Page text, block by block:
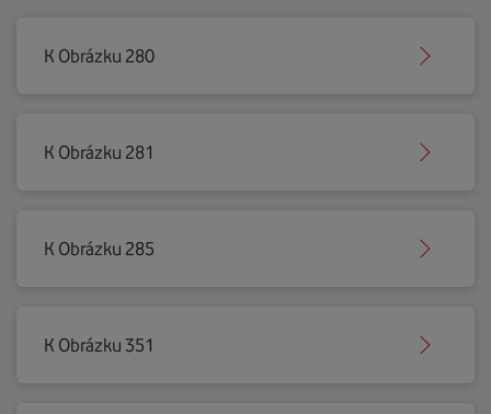
K Obrázku 280
K Obrázku 281
K Obrázku 285
K Obrázku 351